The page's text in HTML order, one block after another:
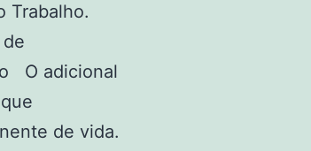
Trabalho.
O adicional
de vida.